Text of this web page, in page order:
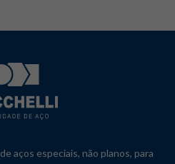
aços especiais, não planos, para